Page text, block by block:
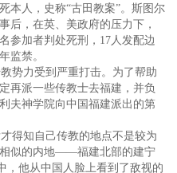
本人，史称“古田教案”。斯图尔
后，在英、美政府的压力下，
参加者判处死刑，17人发配边
监禁。
势力受到严重打击。为了帮助
再派一些传教士去福建，并负
夫神学院向中国福建派出的第
得知自己传教的地点不是较为
似的内地——福建北部的建宁
，他从中国人脸上看到了敌视的